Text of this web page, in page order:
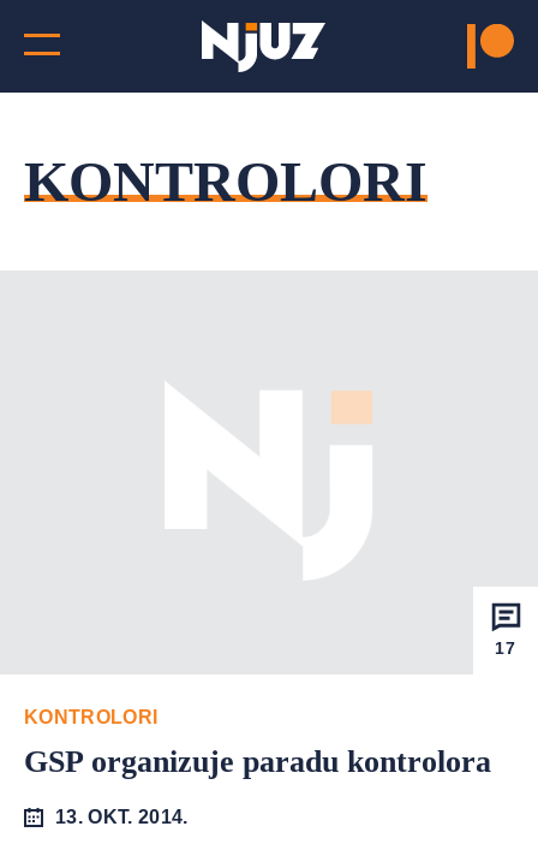
KONTROLORI
17
KONTROLORI
GSP organizuje paradu kontrolora
13. OKT. 2014.